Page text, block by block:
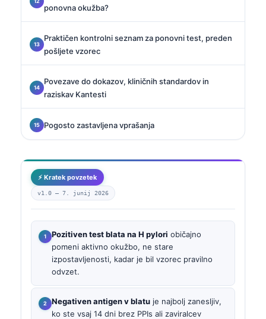
ponovna okužba?
Praktičen kontrolni seznam za ponovni test, preden
pošljete vzorec
Povezave do dokazov, kliničnih standardov in
raziskav Kantesti
Pogosto zastavljena vprašanja
⚡ Kratek povzetek
v1.0 — 7. junij 2026
Pozitiven test blata na H pylori običajno
pomeni aktivno okužbo, ne stare
izpostavljenosti, kadar je bil vzorec pravilno
odvzet.
Negativen antigen v blatu je najbolj zanesljiv,
ko ste vsaj 14 dni brez PPIs ali zaviralcev